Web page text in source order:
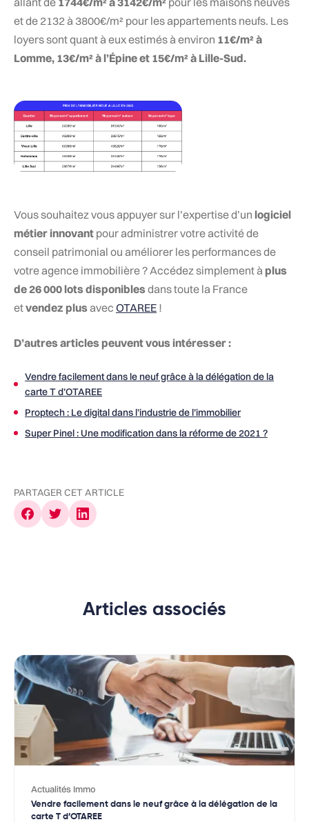
et de 2132 à 3800€/m² pour les appartements neufs. Les
loyers sont quant à eux estimés à environ 11€/m² à
Lomme, 13€/m² à l’Épine et 15€/m² à Lille-Sud.
Vous souhaitez vous appuyer sur l’expertise d’un logiciel
métier innovant pour administrer votre activité de
conseil patrimonial ou améliorer les performances de
votre agence immobilière ? Accédez simplement à plus
de 26 000 lots disponiblesdans toute la France
etvendez plusavec OTAREE !
D’autres articles peuvent vous intéresser :
Vendre facilement dans le neuf grâce à la délégation de la
carte T d’OTAREE
Proptech : Le digital dans l’industrie de l’immobilier
Super Pinel : Une modification dans la réforme de 2021 ?
PARTAGER CET ARTICLE
Articles associés
Actualités Immo
Vendre facilement dans le neuf grâce à la délégation de la
carte T d’OTAREE